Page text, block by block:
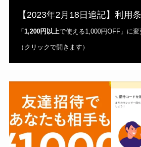
【2023年2月18日追記】利用
「 1,200円以上で使える1,000円OFF」に変
（クリックで開きます）